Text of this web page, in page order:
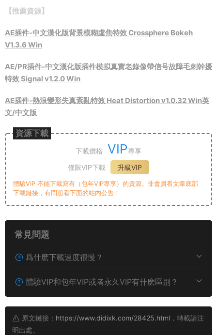
【推薦資源】
AE插件-中文漢化版背景模糊虛焦特效 Crossphere Bokeh
V1.3.6 Win
AE/PR插件-中文漢化版插件模拟真實老錄像帶信号故障毛刺幹擾
特效 Signal v1.2.0 Win
AE插件-熱浪變形失真紊亂特效 Heat Distortion v1.0.32 Win英
文/中文版
資源下載
下載價格 VIP專享
僅限VIP下載
升級VIP
體驗VIP 不能下載寫有（包年VIP專享）的資源。非會員看文章底部
下載鏈接，有問題看下面的站内公告！
常見問題
爲什麽下載速度很慢？
體驗VIP和包年VIP或者永久VIP有什麽區别？
原文鏈接： https://www.didixk.com/28425.html ，轉載請注
明出處。